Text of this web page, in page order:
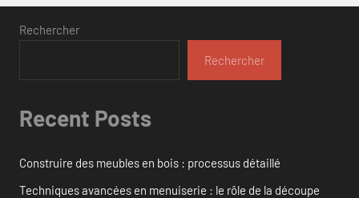
Rechercher
Rechercher
Recent Posts
Construire des meubles en bois : processus détaillé
Techniques avancées en menuiserie : le rôle de la découpe